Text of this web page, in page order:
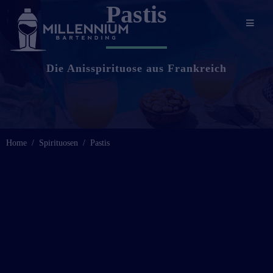
Pastis
Die Anisspirituose aus Frankreich
Home Spirituosen Pastis